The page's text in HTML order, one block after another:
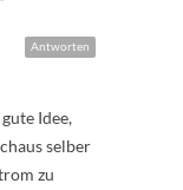
Antworten
Idee,
selber
zu